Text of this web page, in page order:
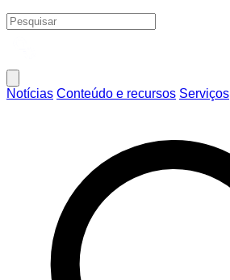
Notícias Conteúdo e recursos Serviços